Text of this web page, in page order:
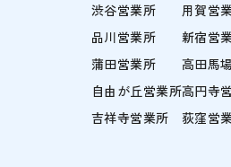
渋谷営業所
品川営業所
蒲田営業所
自由が丘営業所
吉祥寺営業所
用賀営
新宿営
高田馬
高円寺
荻窪営